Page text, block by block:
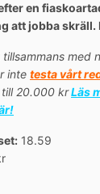
en
att jobba skräll.
med
inte testa vårt
20.000 krLäs
18.59